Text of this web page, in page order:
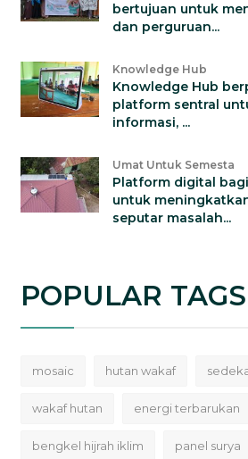
bertujuan untuk
dan perguruan...
Knowledge Hub
Knowledge Hub
platform sentral
informasi, ...
Umat Untuk Semesta
Platform digital
untuk
seputar masalah...
POPULAR TAGS
mosaic hutan wakaf
wakaf hutan energi terbarukan
bengkel hijrah iklim panel surya